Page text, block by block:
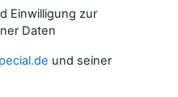
Einwilligung zur
Daten
und seiner